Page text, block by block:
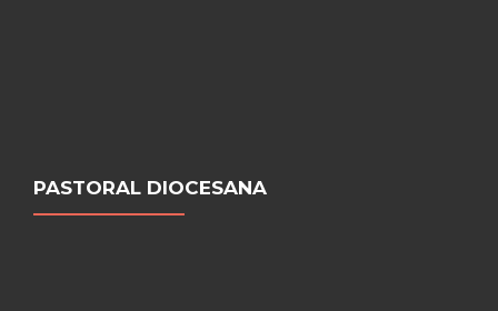
PASTORAL DIOCESANA